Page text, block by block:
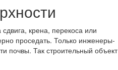
крена, перекоса или
проседать. Только инженеры-
почвы. Так строительный объект